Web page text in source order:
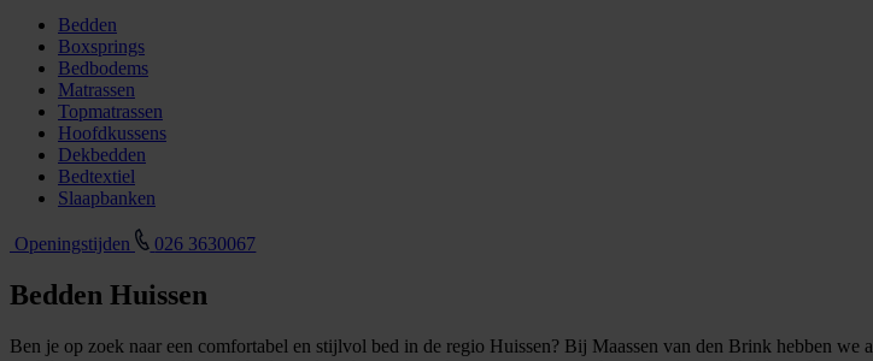
Bedden
Boxsprings
Bedbodems
Matrassen
Topmatrassen
Hoofdkussens
Dekbedden
Bedtextiel
Slaapbanken
Openingstijden 026 3630067
Bedden Huissen
Ben je op zoek naar een comfortabel en stijlvol bed in de regio Huissen? Bij Maassen van den Brink hebben